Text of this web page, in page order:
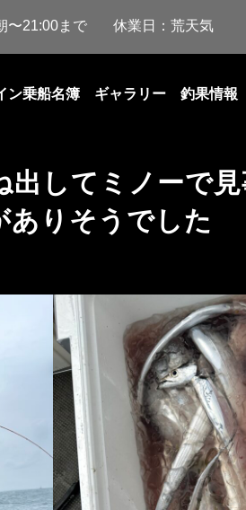
〜21:00まで 休業日：荒天気
ン乗船名簿 ギャラリー 釣果情報
してミノーで見
りそうでした